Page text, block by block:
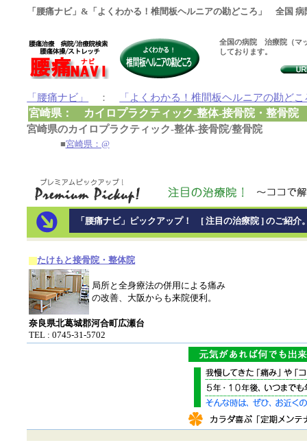
「腰痛ナビ」&「よくわかる！椎間板ヘルニアの勘どころ」 全国 病
全国の病院 治療院（マ
しております。
「腰痛ナビ」 ： 「よくわかる！椎間板ヘルニアの勘どこ
宮崎県： カイロプラクティック-整体-接骨院・整骨院
宮崎県のカイロプラクティック-整体-接骨院/整骨院
■宮崎県：@
「腰痛ナビ」ピックアップ！ [ 注目の治療院 ] のご紹介
たけもと接骨院・整体院
局所と全身療法の併用による痛み
の改善、大阪からも来院便利。
奈良県北葛城郡河合町広瀬台
TEL : 0745-31-5702